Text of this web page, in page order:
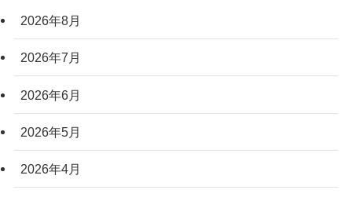
2026年8月
2026年7月
2026年6月
2026年5月
2026年4月